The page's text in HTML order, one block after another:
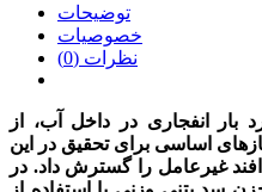
توضیحات
خصوصیات
نظرات (0)
بار انفجاری در داخل آب، از
اساسی برای تحقیق در این
غیرعامل را گسترش داد. در